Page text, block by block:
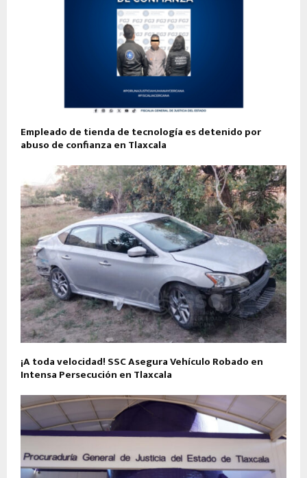
Empleado de tienda de tecnología es detenido por
abuso de confianza en Tlaxcala
¡A toda velocidad! SSC Asegura Vehículo Robado en
Intensa Persecución en Tlaxcala